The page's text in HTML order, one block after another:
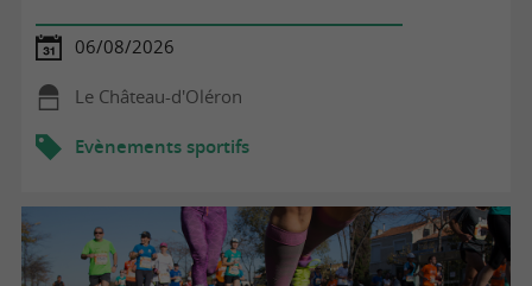
06/08/2026
Le Château-d'Oléron
Evènements sportifs